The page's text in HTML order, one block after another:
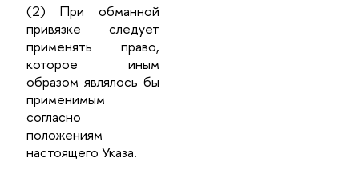
(2) При обманной
привязке следует
применять право,
которое иным
образом являлось бы
применимым
согласно
положениям
настоящего Указа.